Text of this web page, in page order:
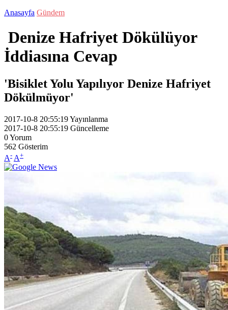
Anasayfa Gündem
Denize Hafriyet Dökülüyor
İddiasına Cevap
'Bisiklet Yolu Yapılıyor Denize Hafriyet
Dökülmüyor'
2017-10-8 20:55:19Yayınlanma
2017-10-8 20:55:19 Güncelleme
0Yorum
562 Gösterim
A- A+